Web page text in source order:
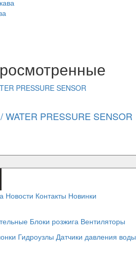
PRESSURE SENSOR
Новости Контакты Новинки
Блоки розжига Вентиляторы
Гидроузлы Датчики давления воды